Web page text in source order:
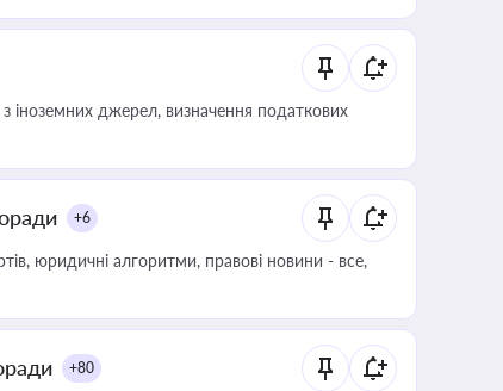
іноземних джерел, визначення податкових
+6
юридичні алгоритми, правові новини - все,
+80